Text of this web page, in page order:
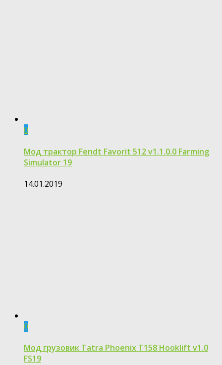
0
Мод трактор Fendt Favorit 512 v1.1.0.0 Farming
Simulator 19
14.01.2019
0
Мод грузовик Tatra Phoenix T158 Hooklift v1.0
FS19